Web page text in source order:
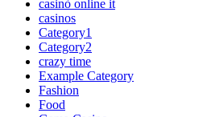
casinò online it
casinos
Category1
Category2
crazy time
Example Category
Fashion
Food